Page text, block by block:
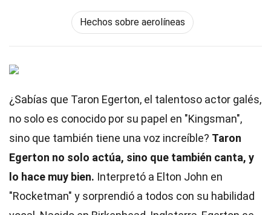
Hechos sobre aerolíneas
¿Sabías que Taron Egerton, el talentoso actor galés,
no solo es conocido por su papel en "Kingsman",
sino que también tiene una voz increíble? Taron
Egerton no solo actúa, sino que también canta, y
lo hace muy bien. Interpretó a Elton John en
"Rocketman" y sorprendió a todos con su habilidad